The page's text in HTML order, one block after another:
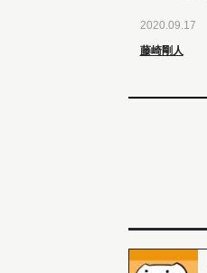
2020.09.17
藤崎剛人